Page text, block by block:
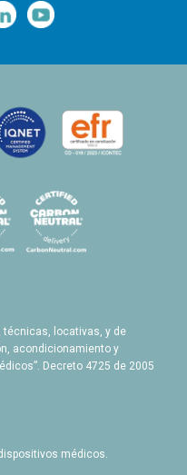
—
locativas, y de
acondicionamiento y
Decreto 4725 de 2005
médicos.